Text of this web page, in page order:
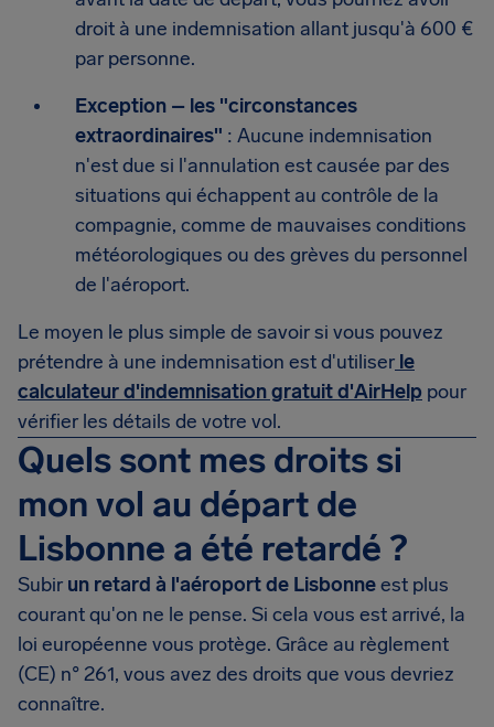
droit à une indemnisation allant jusqu'à 600 €
par personne.
Exception – les "circonstances
extraordinaires" : Aucune indemnisation
n'est due si l'annulation est causée par des
situations qui échappent au contrôle de la
compagnie, comme de mauvaises conditions
météorologiques ou des grèves du personnel
de l'aéroport.
Le moyen le plus simple de savoir si vous pouvez
prétendre à une indemnisation est d'utiliser le
calculateur d'indemnisation gratuit d'AirHelp pour
vérifier les détails de votre vol.
Quels sont mes droits si
mon vol au départ de
Lisbonne a été retardé ?
Subir un retard à l'aéroport de Lisbonneest plus
courant qu'on ne le pense. Si cela vous est arrivé, la
loi européenne vous protège. Grâce au règlement
(CE) n° 261, vous avez des droits que vous devriez
connaître.